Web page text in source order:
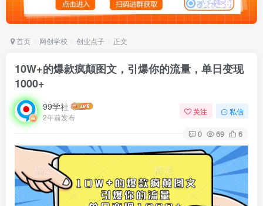
首页 网创学校 创业点子 正文
10W+的爆款疯颠图文，引爆你的流量，单日变现
1000+
99学社
2年前发布
关注 私信
0 69 6